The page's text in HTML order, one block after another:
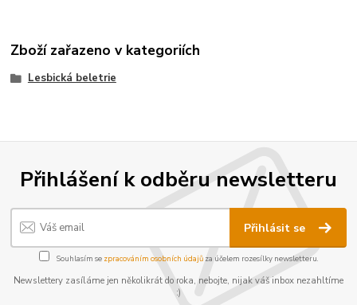
Zboží zařazeno v kategoriích
Lesbická beletrie
Přihlášení k odběru newsletteru
Přihlásit se
Souhlasím se zpracováním osobních údajůza účelem rozesílky newsletteru.
Newslettery zasíláme jen několikrát do roka, nebojte, nijak váš inbox nezahltíme
:)